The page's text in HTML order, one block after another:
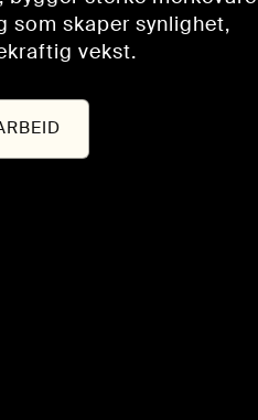
som skaper synlighet,
vekst.